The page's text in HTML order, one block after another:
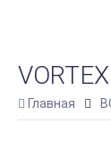
Главная